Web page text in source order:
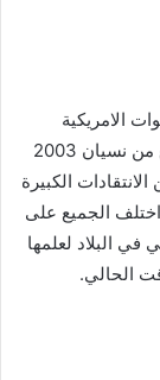
الامريكية
لادارة شؤون العراق بعد سقوط صدام في التاسع من نسيان 2003
الكبيرة
الجميع على
البلاد لعلمها
الحالي.